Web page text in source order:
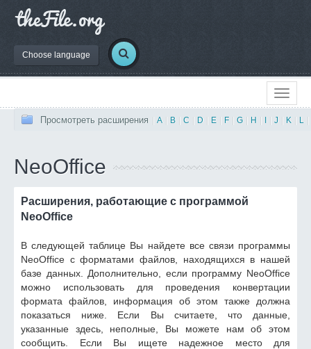
Choose language
Просмотреть расширения A B C D E F G H J K L
NeoOffice
Расширения, работающие с программой
NeoOffice
В следующей таблице Вы найдете все связи программы
NeoOffice с форматами файлов, находящихся в нашей
базе данных. Дополнительно, если программу NeoOffice
можно использовать для проведения конвертации
формата файлов, информация об этом также должна
показаться ниже. Если Вы считаете, что данные,
указанные здесь, неполные, Вы можете нам об этом
сообщить. Если Вы ищете надежное место для